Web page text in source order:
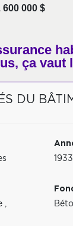
600 000 $
ça vaut
DU
1933
,